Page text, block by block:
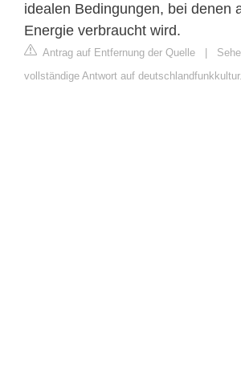
idealen Bedingungen, bei denen
Energie verbraucht wird.
Antrag auf Entfernung der Quelle |
vollständige Antwort auf